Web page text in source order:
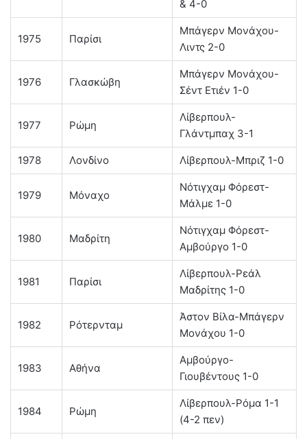
& 4-0
1975 Παρίσι
Μπάγερν Μονάχου-
Λιντς 2-0
1976 Γλασκώβη
Μπάγερν Μονάχου-
Σέντ Ετιέν 1-0
1977 Ρώμη
Λίβερπουλ-
Γλάντμπαχ 3-1
1978 Λονδίνο Λίβερπουλ-Μπριζ 1-0
1979 Μόναχο
Νότιγχαμ Φόρεστ-
Μάλμε 1-0
1980 Μαδρίτη
Νότιγχαμ Φόρεστ-
Αμβούργο 1-0
1981 Παρίσι
Λίβερπουλ-Ρεάλ
Μαδρίτης 1-0
1982 Ρότερνταμ
Άστον Βίλα-Μπάγερν
Μονάχου 1-0
1983 Αθήνα
Αμβούργο-
Γιουβέντους 1-0
1984 Ρώμη
Λίβερπουλ-Ρόμα 1-1
(4-2 πεν)